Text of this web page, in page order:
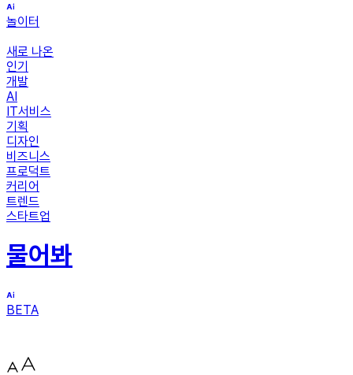
놀이터
새로 나온
인기
개발
AI
IT서비스
기획
디자인
비즈니스
프로덕트
커리어
트렌드
스타트업
물어봐
BETA